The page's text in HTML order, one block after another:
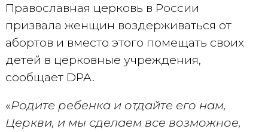
Православная церковь в России
призвала женщин воздерживаться от
абортов и вместо этого помещать своих
детей в церковные учреждения,
сообщает DPA.
«Родите ребенка и отдайте его нам,
Церкви, и мы сделаем все возможное,